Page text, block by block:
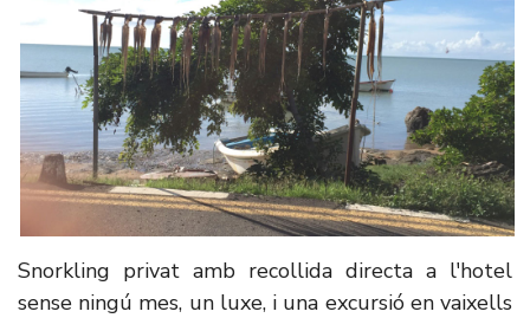
Snorkling privat amb recollida directa a l'hotel
sense ningú mes, un luxe, i una excursió en vaixells